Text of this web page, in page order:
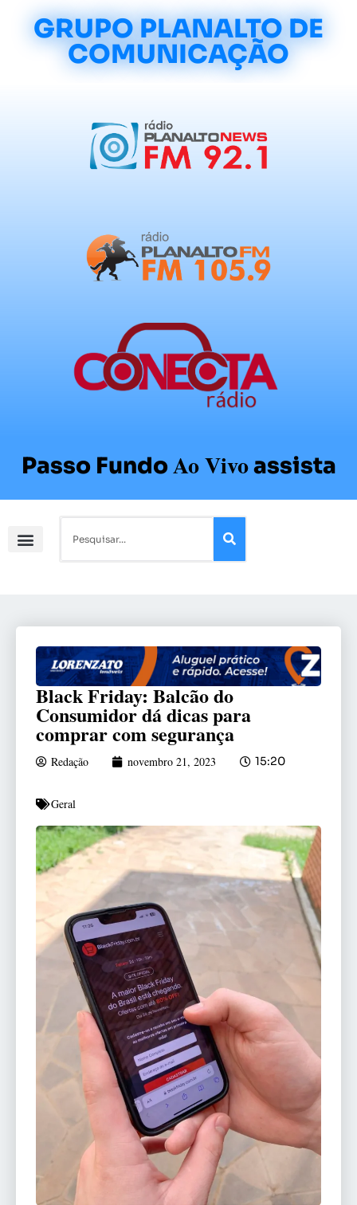
GRUPO PLANALTO DE
COMUNICAÇÃO
Passo FundoAo Vivoassista
Black Friday: Balcão do
Consumidor dá dicas para
comprar com segurança
Redação novembro 21, 2023 15:20
Geral